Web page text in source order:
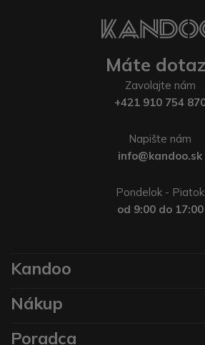
Máte
Zavolajte nám
+421 910 754
Napište nám
info@kandoo.sk
Pondelok - Piatok
od 9:00 do 17:00
Kandoo
Nákup
Poradca